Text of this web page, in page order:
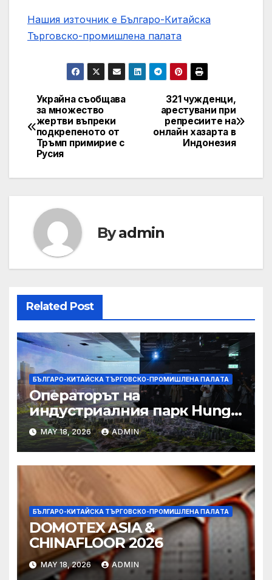
Нашия източник е Българо-Китайска
Търговско-промишлена палaта
Post
navigation
321 чужденци,
арестувани при
репресиите на
онлайн хазарта в
Индонезия
Украйна съобщава
за множество
жертви въпреки
подкрепеното от
Тръмп примирие с
Русия
Byadmin
Related Post
БЪЛГАРО-КИТАЙСКА ТЪРГОВСКО-ПРОМИШЛЕНА ПАЛAТА
Операторът на
индустриалния парк Hung
Shui Kiu разглежда
издаването на облигации,
намаляване на данъците за
фирмите
MAY 18, 2026 ADMIN
БЪЛГАРО-КИТАЙСКА ТЪРГОВСКО-ПРОМИШЛЕНА ПАЛAТА
DOMOTEX ASIA &
CHINAFLOOR 2026
MAY 18, 2026 ADMIN